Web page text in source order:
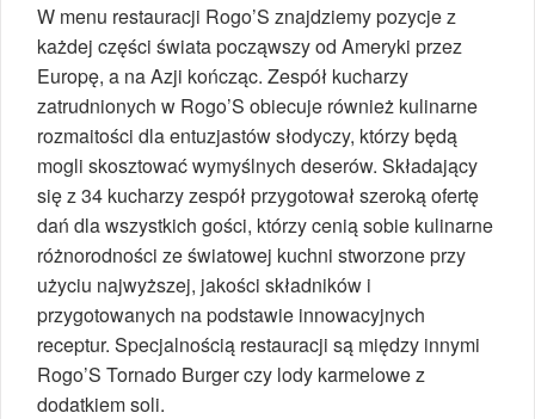
W menu restauracji Rogo’S znajdziemy pozycje z
każdej części świata począwszy od Ameryki przez
Europę, a na Azji kończąc. Zespół kucharzy
zatrudnionych w Rogo’S obiecuje również kulinarne
rozmaitości dla entuzjastów słodyczy, którzy będą
mogli skosztować wymyślnych deserów. Składający
się z 34 kucharzy zespół przygotował szeroką ofertę
dań dla wszystkich gości, którzy cenią sobie kulinarne
różnorodności ze światowej kuchni stworzone przy
użyciu najwyższej, jakości składników i
przygotowanych na podstawie innowacyjnych
receptur. Specjalnością restauracji są między innymi
Rogo’S Tornado Burger czy lody karmelowe z
dodatkiem soli.